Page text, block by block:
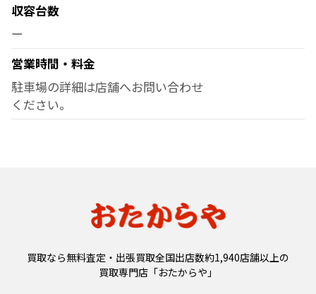
収容台数
ー
営業時間・料金
駐車場の詳細は店舗へお問い合わせ
ください。
買取なら無料査定・出張買取全国出店数約1,940店舗以上の
買取専門店「おたからや」